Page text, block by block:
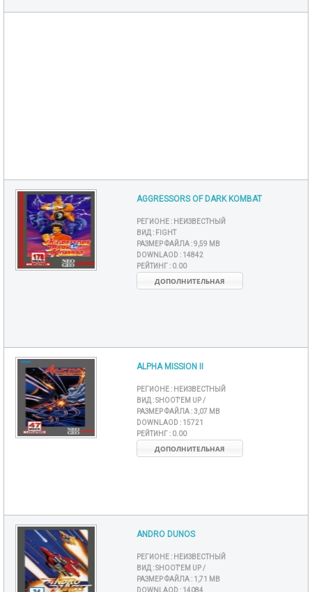
AGGRESSORS OF DARK KOMBAT
РЕГИОНЕ : НЕИЗВЕСТНЫЙ
ВИД : FIGHT
РАЗМЕР ФАЙЛА :9,59 MB
DOWNLAOD : 14842
РЕЙТИНГ : 0.00
ДОПОЛНИТЕЛЬНАЯ
ALPHA MISSION II
РЕГИОНЕ : НЕИЗВЕСТНЫЙ
ВИД :SHOOT'EM UP /
РАЗМЕР ФАЙЛА :3,07 MB
DOWNLAOD : 15721
РЕЙТИНГ : 0.00
ДОПОЛНИТЕЛЬНАЯ
ANDRO DUNOS
РЕГИОНЕ : НЕИЗВЕСТНЫЙ
ВИД :SHOOT'EM UP /
РАЗМЕР ФАЙЛА : 1,71 MB
DOWNLAOD : 14084